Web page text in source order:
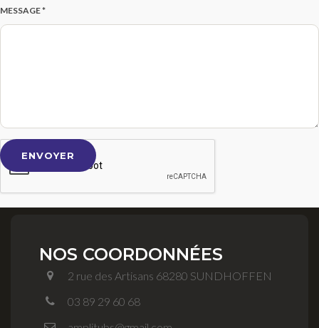
MESSAGE *
ENVOYER
NOS COORDONNÉES
2 rue des Artisans 68280 SUNDHOFFEN
03 89 29 60 68